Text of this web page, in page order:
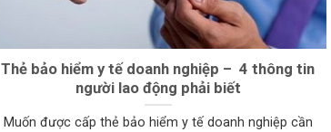
Thẻ bảo hiểm y tế doanh nghiệp – 4 thông tin
người lao động phải biết
Muốn được cấp thẻ bảo hiểm y tế doanh nghiệp cần